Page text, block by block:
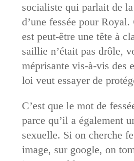
socialiste qui parlait de
d’une fessée pour Royal.
est peut-être une tête à
saillie n’était pas drôle,
méprisante vis-à-vis des
loi veut essayer de
C’est que le mot de
parce qu’il a également
sexuelle. Si on cherche
image, sur google, on